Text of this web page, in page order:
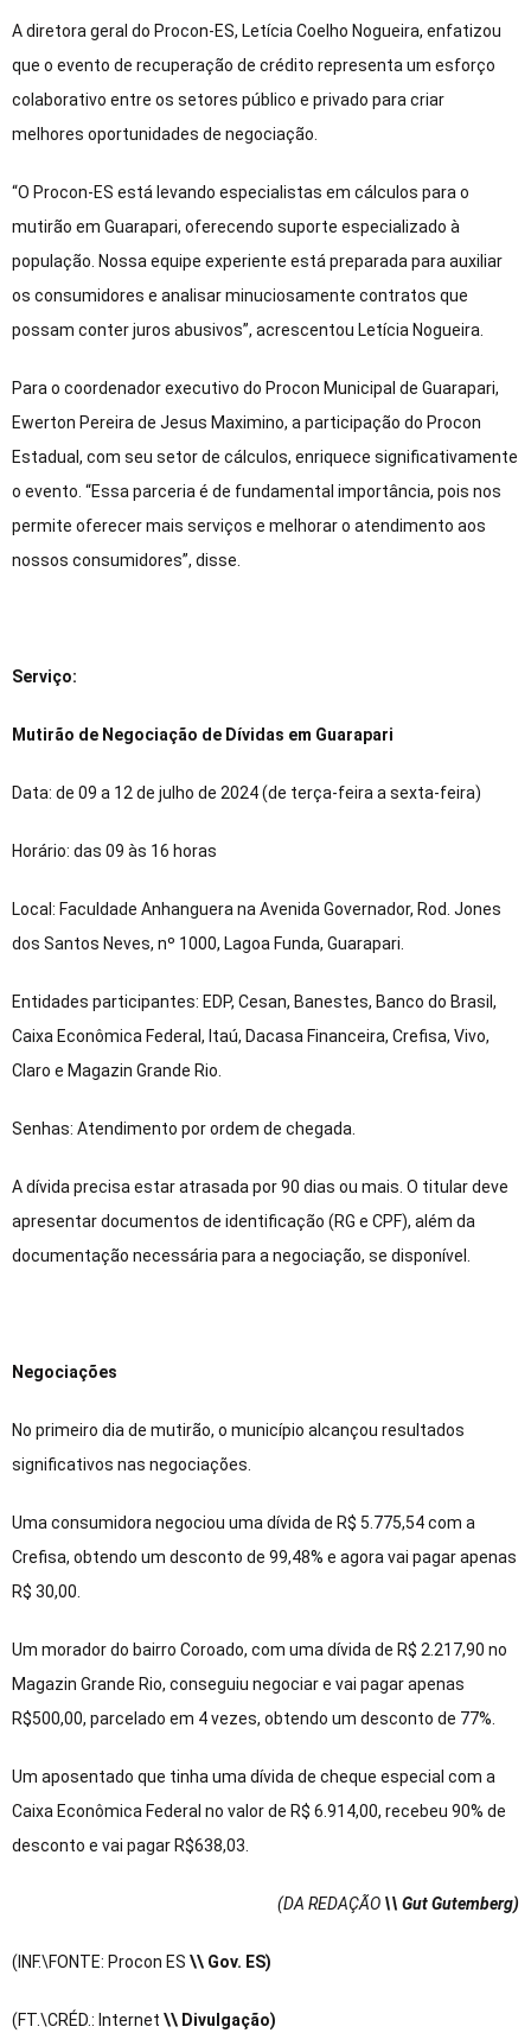
A diretora geral do Procon-ES, Letícia Coelho Nogueira, enfatizou
que o evento de recuperação de crédito representa um esforço
colaborativo entre os setores público e privado para criar
melhores oportunidades de negociação.
“O Procon-ES está levando especialistas em cálculos para o
mutirão em Guarapari, oferecendo suporte especializado à
população. Nossa equipe experiente está preparada para auxiliar
os consumidores e analisar minuciosamente contratos que
possam conter juros abusivos”, acrescentou Letícia Nogueira.
Para o coordenador executivo do Procon Municipal de Guarapari,
Ewerton Pereira de Jesus Maximino, a participação do Procon
Estadual, com seu setor de cálculos, enriquece significativamente
o evento. “Essa parceria é de fundamental importância, pois nos
permite oferecer mais serviços e melhorar o atendimento aos
nossos consumidores”, disse.
Serviço:
Mutirão de Negociação de Dívidas em Guarapari
Data: de 09 a 12 de julho de 2024 (de terça-feira a sexta-feira)
Horário: das 09 às 16 horas
Local: Faculdade Anhanguera na Avenida Governador, Rod. Jones
dos Santos Neves, nº 1000, Lagoa Funda, Guarapari.
Entidades participantes: EDP, Cesan, Banestes, Banco do Brasil,
Caixa Econômica Federal, Itaú, Dacasa Financeira, Crefisa, Vivo,
Claro e Magazin Grande Rio.
Senhas: Atendimento por ordem de chegada.
A dívida precisa estar atrasada por 90 dias ou mais. O titular deve
apresentar documentos de identificação (RG e CPF), além da
documentação necessária para a negociação, se disponível.
Negociações
No primeiro dia de mutirão, o município alcançou resultados
significativos nas negociações.
Uma consumidora negociou uma dívida de R$ 5.775,54 com a
Crefisa, obtendo um desconto de 99,48% e agora vai pagar apenas
R$ 30,00.
Um morador do bairro Coroado, com uma dívida de R$ 2.217,90 no
Magazin Grande Rio, conseguiu negociar e vai pagar apenas
R$500,00, parcelado em 4 vezes, obtendo um desconto de 77%.
Um aposentado que tinha uma dívida de cheque especial com a
Caixa Econômica Federal no valor de R$ 6.914,00, recebeu 90% de
desconto e vai pagar R$638,03.
(DA REDAÇÃO \\ Gut Gutemberg)
(INF.\FONTE: Procon ES \\ Gov. ES)
(FT.\CRÉD.: Internet \\ Divulgação)